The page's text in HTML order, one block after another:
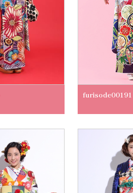
furisode00191